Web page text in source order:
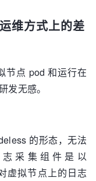
维方式上的差
节点 pod 和运行在
发无感。
的形态，无法
采集组件是以
虚拟节点上的日志